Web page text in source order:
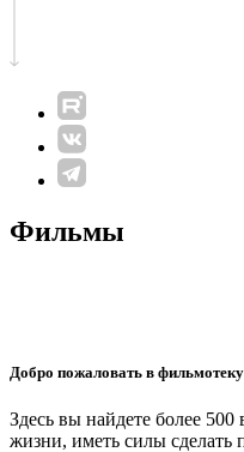
Фильмы
Добро пожаловать в
Здесь вы найдете более
жизни, иметь силы сделать